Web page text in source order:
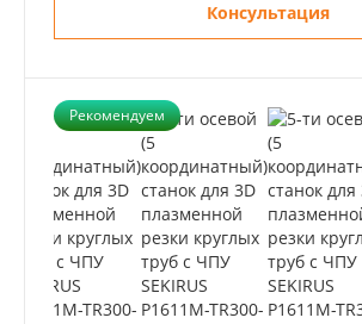
Консультация
Рекомендуем